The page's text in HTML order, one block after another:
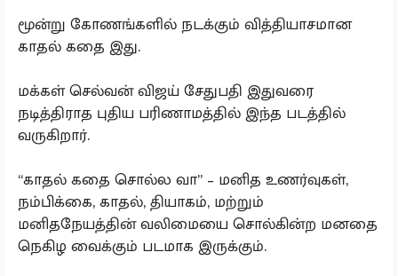
மூன்று கோணங்களில் நடக்கும் வித்தியாசமான
காதல் கதை இது.
மக்கள் செல்வன் விஜய் சேதுபதி இதுவரை
நடித்திராத புதிய பரிணாமத்தில் இந்த படத்தில்
வருகிறார்.
“காதல் கதை சொல்ல வா” – மனித உணர்வுகள்,
நம்பிக்கை, காதல், தியாகம், மற்றும்
மனிதநேயத்தின் வலிமையை சொல்கின்ற மனதை
நெகிழ வைக்கும் படமாக இருக்கும்.